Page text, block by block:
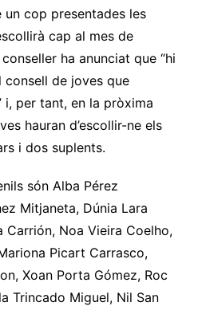
un cop presentades les
cap al mes de
ha anunciat que “hi
consell de joves que
i, per tant, en la pròxima
hauran d’escollir-ne els
i dos suplents.
són Alba Pérez
Mitjaneta, Dúnia Lara
Carrión, Noa Vieira Coelho,
Picart Carrasco,
Xoan Porta Gómez, Roc
Trincado Miguel, Nil San